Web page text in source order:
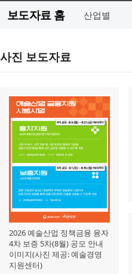
보도자료 홈 산업별
사진 보도자료
2026 예술산업 정책금융 융자
4차 보증 5차(8월) 공모 안내
이미지(사진 제공: 예술경영
지원센터)